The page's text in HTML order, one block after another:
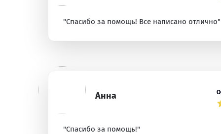
"Спасибо за помощь! Все написано отлично"
Анна
"Спасибо за помощь!"